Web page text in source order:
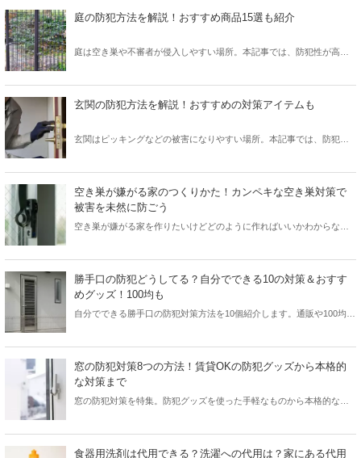
すすめの盗難対策グッズや万が一被害にあった場合の対応もチェック
できるのでぜひ参考にしてください。
庭の防犯方法を解説！おすすめ商品15選も紹介
庭は空き巣や不審者が侵入しやすい場所。本記事では、防犯性が高い
ぜひご覧ください。
玄関の防犯方法を解説！おすすめの対策アイテムも
玄関はピッキングなどの被害になりやすい場所。本記事では、防犯性
空き巣が嫌がる家のつくりかた！カンペキな空き巣対策で
被害を未然に防ごう
空き巣が嫌がる家を作りたいけどどのように作ればいいかわからない
いるかを詳しく解説しています。この記事を参考に空き巣対策を強化
していきましょう。
勝手口の防犯どうしてる？自分でできる10の対策＆おすす
めグッズ！100均も
自分でできる勝手口の防犯対策方法を10個紹介します。通販や100均で
窓の防犯対策8つの方法！賃貸OKの防犯グッズから本格的
な対策まで
窓の防犯対策を特集。防犯グッズを使った手軽なものから本格的な対
食器用洗剤は代用できる？洗濯への代用は？家にある代用